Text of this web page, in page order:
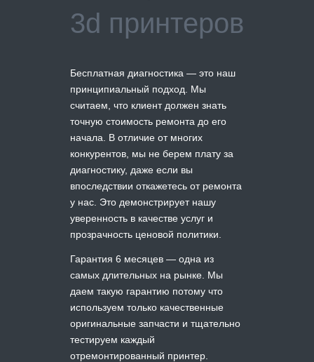
3d принтеров
Бесплатная диагностика — это наш
принципиальный подход. Мы
считаем, что клиент должен знать
точную стоимость ремонта до его
начала. В отличие от многих
конкурентов, мы не берем плату за
диагностику, даже если вы
впоследствии откажетесь от ремонта
у нас. Это демонстрирует нашу
уверенность в качестве услуг и
прозрачность ценовой политики.
Гарантия 6 месяцев — одна из
самых длительных на рынке. Мы
даем такую гарантию потому что
используем только качественные
оригинальные запчасти и тщательно
тестируем каждый
отремонтированный принтер.